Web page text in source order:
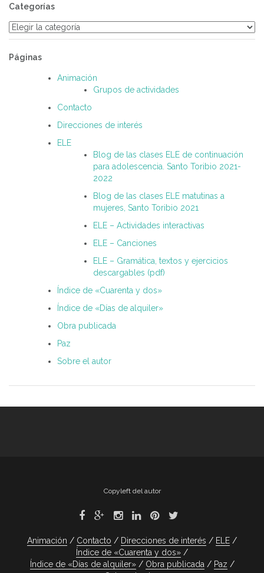
Categorías
Categorías
Páginas
Animación
Grupos de actividades
Contacto
Direcciones de interés
ELE
Blog de las clases ELE de continuación
para adolescencia. Santo Toribio 2021-
2022
Blog de las clases ELE matutinas a
mujeres, Santo Toribio 2021
ELE – Actividades interactivas
ELE – Canciones
ELE – Gramática, textos y ejercicios
descargables (pdf)
Índice de «Cuarenta y dos»
Índice de «Días de alquiler»
Obra publicada
Paz
Sobre el autor
Copyleft del autor
Animación Contacto Direcciones de interés
ELE
Índice de «Cuarenta y dos»
Índice de «Días de alquiler»
Obra publicada
Paz